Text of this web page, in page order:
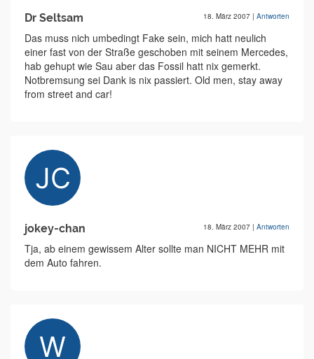
Dr Seltsam 18. März 2007 | Antworten
Das muss nich umbedingt Fake sein, mich hatt neulich
einer fast von der Straße geschoben mit seinem Mercedes,
hab gehupt wie Sau aber das Fossil hatt nix gemerkt.
Notbremsung sei Dank is nix passiert. Old men, stay away
from street and car!
jokey-chan 18. März 2007 | Antworten
Tja, ab einem gewissem Alter sollte man NICHT MEHR mit
dem Auto fahren.